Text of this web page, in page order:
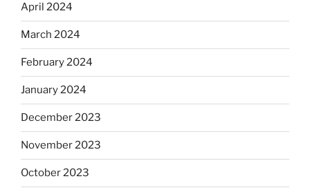
April 2024
March 2024
February 2024
January 2024
December 2023
November 2023
October 2023